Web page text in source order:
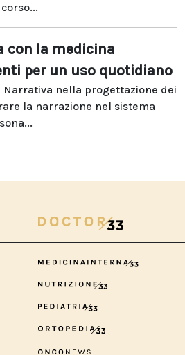
con la medicina
per un uso quotidiano
nella progettazione dei
la narrazione nel sistema